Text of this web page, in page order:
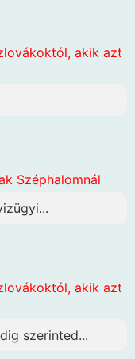
akik azt
Széphalomnál
akik azt
szerinted...